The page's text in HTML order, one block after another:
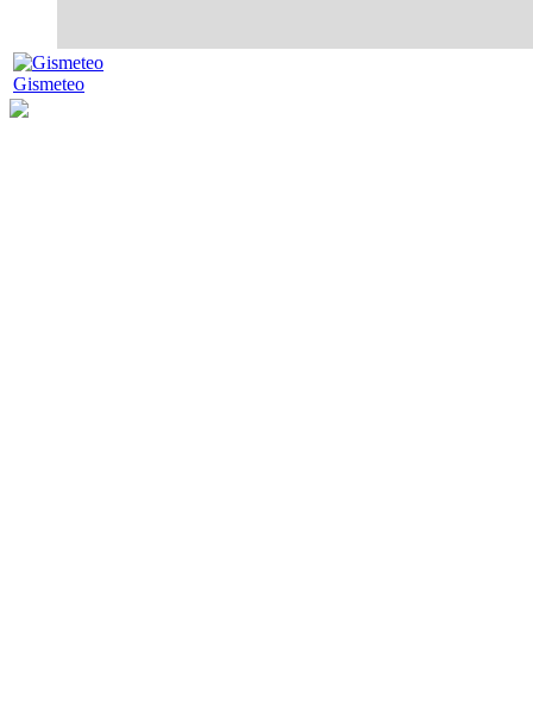
Gismeteo